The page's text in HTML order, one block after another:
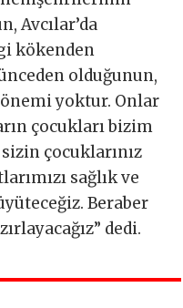
Avcılar’da
kökenden
olduğunun,
yoktur. Onlar
çocukları bizim
çocuklarınız
sağlık ve
Beraber
dedi.